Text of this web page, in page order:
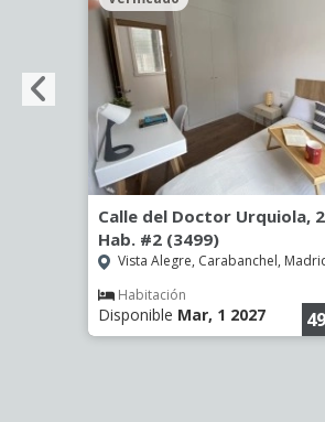
Calle del Doctor Urquiola,
Hab. #2 (3499)
Vista Alegre, Carabanchel,
Habitación
Disponible Mar, 1 2027